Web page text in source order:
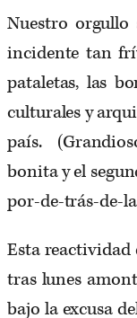
Nuestro orgullo
incidente tan
pataletas, las
culturales y
país.
bonita y el
por-de-trás-de-
Esta reactividad
tras lunes
bajo la excusa